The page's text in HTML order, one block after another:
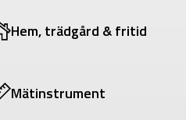
Hem, trädgård & fritid
Mätinstrument